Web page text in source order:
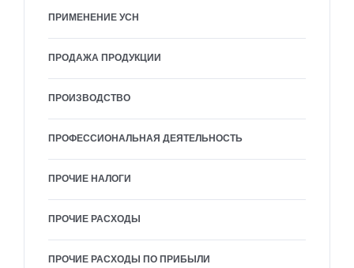
ПРИМЕНЕНИЕ УСН
ПРОДАЖА ПРОДУКЦИИ
ПРОИЗВОДСТВО
ПРОФЕССИОНАЛЬНАЯ ДЕЯТЕЛЬНОСТЬ
ПРОЧИЕ НАЛОГИ
ПРОЧИЕ РАСХОДЫ
ПРОЧИЕ РАСХОДЫ ПО ПРИБЫЛИ